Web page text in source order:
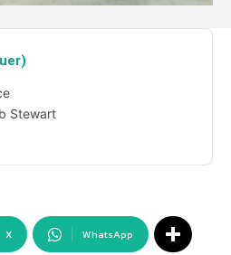
Stewart
X WhatsApp